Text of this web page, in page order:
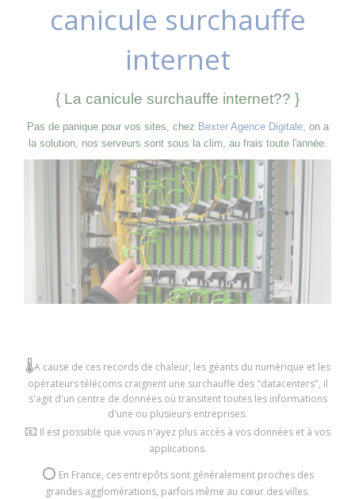
canicule surchauffe
internet
{ La canicule surchauffe internet?? }
Pas de panique pour vos sites, chez Bexter Agence Digitale, on a
la solution, nos serveurs sont sous la clim, au frais toute l'année.
🌡A cause de ces records de chaleur, les géants du numérique et les
opérateurs télécoms craignent une surchauffe des "datacenters", il
s'agit d'un centre de données où transitent toutes les informations
d'une ou plusieurs entreprises.
📧 Il est possible que vous n'ayez plus accès à vos données et à vos
applications.
⭕️ En France, ces entrepôts sont généralement proches des
grandes agglomérations, parfois même au cœur des villes.